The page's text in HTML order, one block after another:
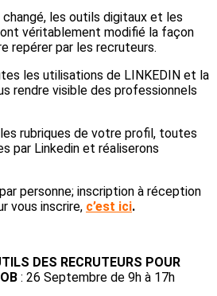
changé, les outils digitaux et les
véritablement modifié la façon
repérer par les recruteurs.
les utilisations de LINKEDIN et la
rendre visible des professionnels
rubriques de votre profil, toutes
par Linkedin et réaliserons
personne; inscription à réception
vous inscrire, c’est ici.
DES RECRUTEURS POUR
: 26 Septembre de 9h à 17h